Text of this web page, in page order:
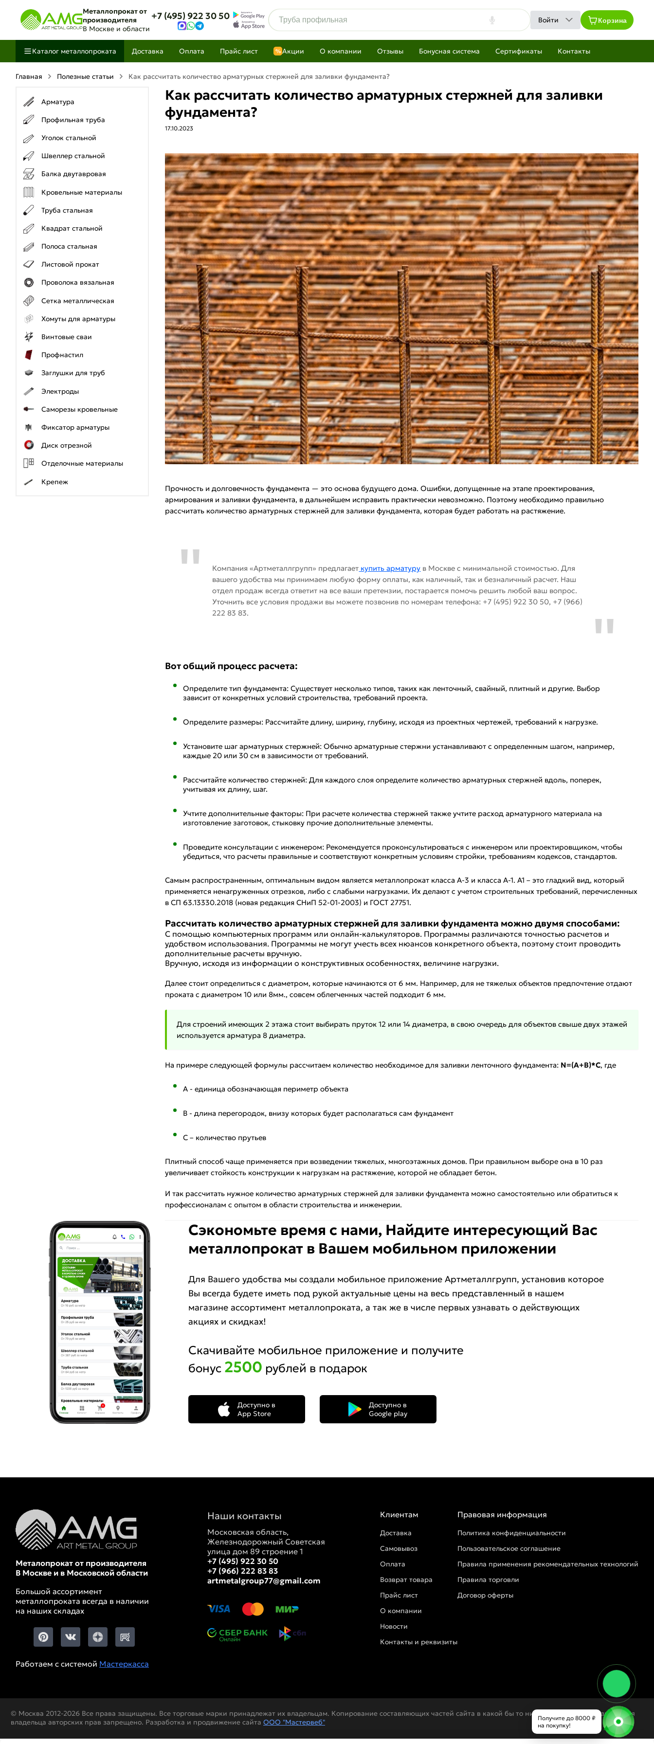
Металлопрокат от
производителя
В Москве и области
+7 (495) 922 30 50 Войти Корзина
Каталог металлопроката Доставка Оплата Прайс лист % Акции О компании Отзывы Бонусная система Сертификаты Контакты
Главная Полезные статьи Как рассчитать количество арматурных стержней для заливки фундамента?
Арматура
Профильная труба
Уголок стальной
Швеллер стальной
Балка двутавровая
Кровельные материалы
Труба стальная
Квадрат стальной
Полоса стальная
Листовой прокат
Проволока вязальная
Сетка металлическая
Хомуты для арматуры
Винтовые сваи
Профнастил
Заглушки для труб
Электроды
Саморезы кровельные
Фиксатор арматуры
Диск отрезной
Отделочные материалы
Крепеж
Как рассчитать количество арматурных стержней для заливки
фундамента?
17.10.2023
Прочность и долговечность фундамента — это основа будущего дома. Ошибки, допущенные на этапе проектирования,
армирования и заливки фундамента, в дальнейшем исправить практически невозможно. Поэтому необходимо правильно
рассчитать количество арматурных стержней для заливки фундамента, которая будет работать на растяжение.
Компания «Артметаллгрупп» предлагает купить арматуру в Москве с минимальной стоимостью. Для
вашего удобства мы принимаем любую форму оплаты, как наличный, так и безналичный расчет. Наш
отдел продаж всегда ответит на все ваши претензии, постарается помочь решить любой ваш вопрос.
Уточнить все условия продажи вы можете позвонив по номерам телефона: +7 (495) 922 30 50, +7 (966)
222 83 83.
Вот общий процесс расчета:
Определите тип фундамента: Существует несколько типов, таких как ленточный, свайный, плитный и другие. Выбор
зависит от конкретных условий строительства, требований проекта.
Определите размеры: Рассчитайте длину, ширину, глубину, исходя из проектных чертежей, требований к нагрузке.
Установите шаг арматурных стержней: Обычно арматурные стержни устанавливают с определенным шагом, например,
каждые 20 или 30 см в зависимости от требований.
Рассчитайте количество стержней: Для каждого слоя определите количество арматурных стержней вдоль, поперек,
учитывая их длину, шаг.
Учтите дополнительные факторы: При расчете количества стержней также учтите расход арматурного материала на
изготовление заготовок, стыковку прочие дополнительные элементы.
Проведите консультации с инженером: Рекомендуется проконсультироваться с инженером или проектировщиком, чтобы
убедиться, что расчеты правильные и соответствуют конкретным условиям стройки, требованиям кодексов, стандартов.
Самым распространенным, оптимальным видом является металлопрокат класса А-3 и класса А-1. А1 – это гладкий вид, который
применяется ненагруженных отрезков, либо с слабыми нагрузками. Их делают с учетом строительных требований, перечисленных
в СП 63.13330.2018 (новая редакция СНиП 52-01-2003) и ГОСТ 27751.
Рассчитать количество арматурных стержней для заливки фундамента можно двумя способами:
С помощью компьютерных программ или онлайн-калькуляторов. Программы различаются точностью расчетов и
удобством использования. Программы не могут учесть всех нюансов конкретного объекта, поэтому стоит проводить
дополнительные расчеты вручную.
Вручную, исходя из информации о конструктивных особенностях, величине нагрузки.
Далее стоит определиться с диаметром, которые начинаются от 6 мм. Например, для не тяжелых объектов предпочтение отдают
проката с диаметром 10 или 8мм., совсем облегченных частей подходит 6 мм.
Для строений имеющих 2 этажа стоит выбирать пруток 12 или 14 диаметра, в свою очередь для объектов свыше двух этажей
используется арматура 8 диаметра.
На примере следующей формулы рассчитаем количество необходимое для заливки ленточного фундамента: N=(A+B)*C, где
A - единица обозначающая периметр объекта
В - длина перегородок, внизу которых будет располагаться сам фундамент
С – количество прутьев
Плитный способ чаще применяется при возведении тяжелых, многоэтажных домов. При правильном выборе она в 10 раз
увеличивает стойкость конструкции к нагрузкам на растяжение, которой не обладает бетон.
И так рассчитать нужное количество арматурных стержней для заливки фундамента можно самостоятельно или обратиться к
профессионалам с опытом в области строительства и инженерии.
Сэкономьте время с нами, Найдите интересующий Ваc
металлопрокат в Вашем мобильном приложении
Для Вашего удобства мы создали мобильное приложение Артметаллгрупп, установив которое
Вы всегда будете иметь под рукой актуальные цены на весь представленный в нашем
магазине ассортимент металлопроката, а так же в числе первых узнавать о действующих
акциях и скидках!
Скачивайте мобильное приложение и получите
бонус 2500 рублей в подарок
Доступно в
App Store
Доступно в
Google play
Металопрокат от производителя
В Москве и в Московской области
Большой ассортимент
металлопроката всегда в наличии
на наших складах
Работаем с системой Мастеркасса
Наши контакты
Московская область,
Железнодорожный Советская
улица дом 89 строение 1
+7 (495) 922 30 50
+7 (966) 222 83 83
artmetalgroup77@gmail.com
Клиентам
Доставка
Самовывоз
Оплата
Возврат товара
Прайс лист
О компании
Новости
Контакты и реквизиты
Правовая информация
Политика конфиденциальности
Пользовательское соглашение
Правила применения рекомендательных технологий
Правила торговли
Договор оферты
© Москва 2012-2026 Все права защищены. Все торговые марки принадлежат их владельцам. Копирование составляющих частей сайта в какой бы то ни было форме без разрешения
владельца авторских прав запрещено. Разработка и продвижение сайта ООО "Мастервеб"
Получите до 8000 ₽
на покупку!